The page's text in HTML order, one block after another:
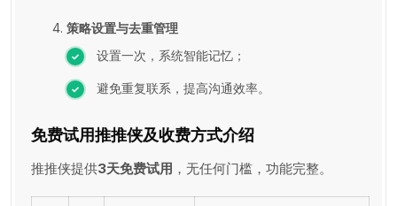
策略设置与去重管理
设置一次，系统智能记忆；
避免重复联系，提高沟通效率。
免费试用推推侠及收费方式介绍
推推侠提供3天免费试用 ，无任何门槛，功能完整。